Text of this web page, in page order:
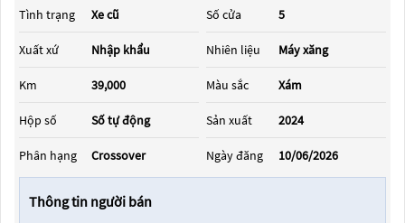
Tình trạng Xe cũ
Xuất xứ Nhập khẩu
Km 39,000
Hộp số Số tự động
Phân hạng Crossover
Số cửa 5
Nhiên liệu Máy xăng
Màu sắc Xám
Sản xuất 2024
Ngày đăng 10/06/2026
Thông tin người bán